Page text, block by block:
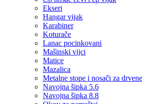
Ekseri
Hangar vijak
Karabiner
Koturače
Lanac pocinkovani
Mašinski vijci
Matice
Mazalica
Metalne stope i nosači za
Navojna šipka 5.6
Navojna šipka 8.8